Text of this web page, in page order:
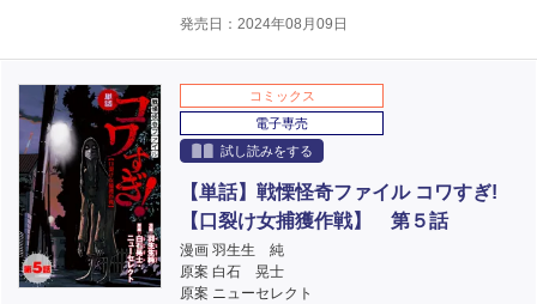
発売日：2024年08月09日
コミックス
電子専売
試し読みをする
【単話】戦慄怪奇ファイル コワすぎ!
【口裂け女捕獲作戦】 第５話
漫画 羽生生 純
原案 白石 晃士
原案 ニューセレクト